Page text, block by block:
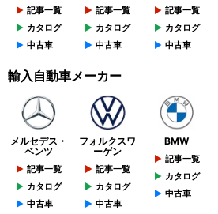
記事一覧
カタログ
中古車
記事一覧
カタログ
中古車
記事一覧
カタログ
中古車
輸入自動車メーカー
メルセデス・
ベンツ
記事一覧
カタログ
中古車
フォルクスワ
ーゲン
記事一覧
カタログ
中古車
BMW
記事一覧
カタログ
中古車